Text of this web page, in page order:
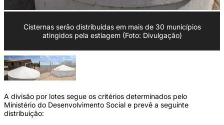
Cisternas serão distribuídas em mais de 30 municípios
atingidos pela estiagem (Foto: Divulgação)
A divisão por lotes segue os critérios determinados pelo
Ministério do Desenvolvimento Social e prevê a seguinte
distribuição: